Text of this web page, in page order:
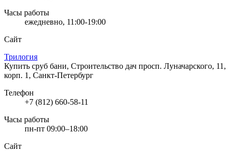
Часы работы
ежедневно, 11:00-19:00
Сайт
Трилогия
Купить сруб бани, Строительство дач просп. Луначарского, 11,
корп. 1, Санкт-Петербург
Телефон
+7 (812) 660-58-11
Часы работы
пн-пт 09:00–18:00
Сайт